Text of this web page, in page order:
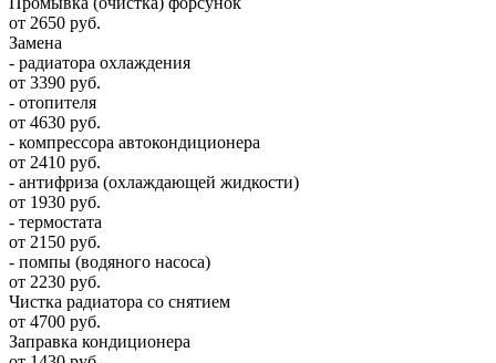
от 2650 руб.
Замена
- радиатора охлаждения
от 3390 руб.
- отопителя
от 4630 руб.
- компрессора автокондиционера
от 2410 руб.
- антифриза (охлаждающей жидкости)
от 1930 руб.
- термостата
от 2150 руб.
- помпы (водяного насоса)
от 2230 руб.
Чистка радиатора со снятием
от 4700 руб.
Заправка кондиционера